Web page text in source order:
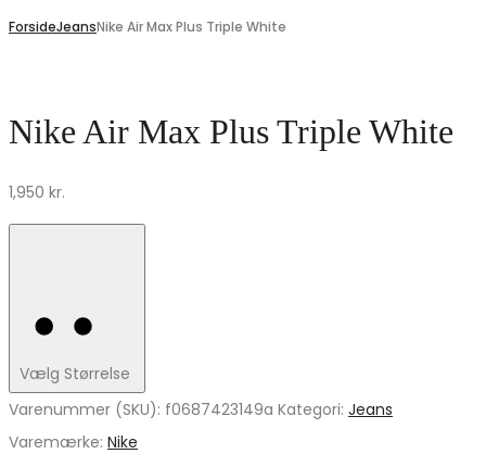
ForsideJeansNike Air Max Plus Triple White
Nike Air Max Plus Triple White
1,950 kr.
Vælg Størrelse
Varenummer (SKU): f0687423149a Kategori: Jeans
Varemærke: Nike